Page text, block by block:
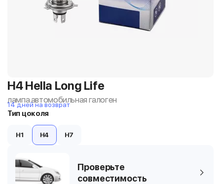
H4 Hella Long Life
лампа автомобильная галоген
14 дней на возврат
Тип цоколя
H1 H4 H7
Проверьте
совместимость